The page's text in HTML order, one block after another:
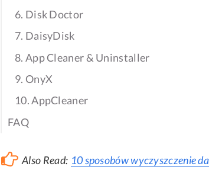
6. Disk Doctor
7. DaisyDisk
8. App Cleaner & Uninstaller
9. OnyX
10. AppCleaner
FAQ
Also Read: 10 sposobów wyczyszczenie